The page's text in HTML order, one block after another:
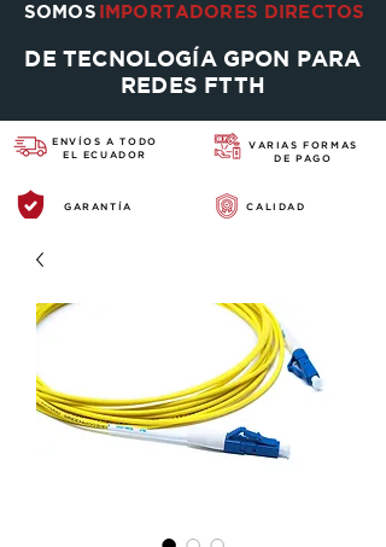
SOMOS IMPORTADORES DIRECTOS
DE TECNOLOGÍA GPON PARA
REDES FTTH
ENVÍOS A TODO
EL ECUADOR
VARIAS FORMAS
DE PAGO
GARANTÍA CALIDAD